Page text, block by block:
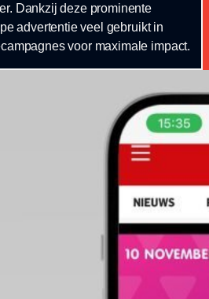
Dankzij deze prominente
advertentie veel gebruikt in
voor maximale impact.